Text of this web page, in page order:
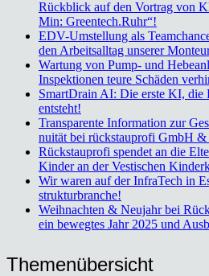
Rück­blick auf den Vor­trag von
Min: Greentech.Ruhr“!
EDV-Umstel­lung als
den Arbeits­all­tag unse­rer
War­tung von Pump- und
Inspek­tio­nen teu­re Schä­den
Smart­Drain AI: Die ers­te KI, die
ent­steht!
Trans­pa­ren­te Infor­ma­ti­on zur
nui­tät bei rück­stau­pro­fi GmbH
Rück­stau­pro­fi spen­det an die
Kin­der an der Ves­ti­schen
Wir waren auf der Infra­Tech in
struk­tur­bran­che!
Weih­nach­ten & Neu­jahr bei
ein beweg­tes Jahr 2025 und
The­men­über­sicht